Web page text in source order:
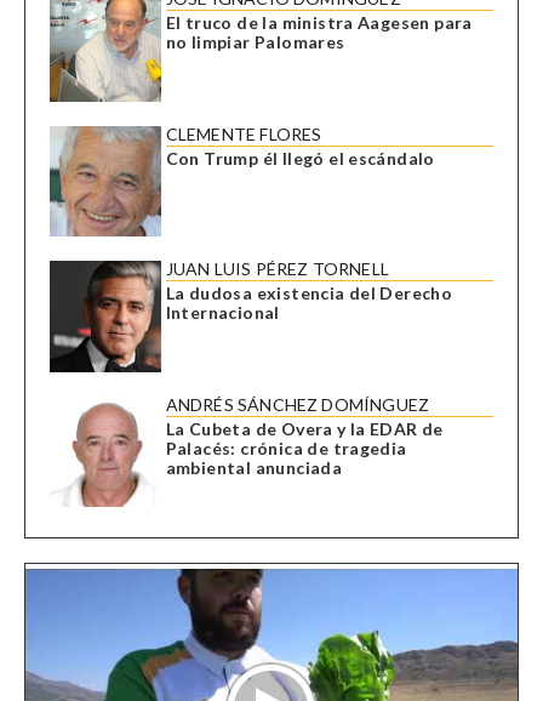
El truco de la ministra Aagesen para
no limpiar Palomares
CLEMENTE FLORES
Con Trump él llegó el escándalo
JUAN LUIS PÉREZ TORNELL
La dudosa existencia del Derecho
Internacional
ANDRÉS SÁNCHEZ DOMÍNGUEZ
La Cubeta de Overa y la EDAR de
Palacés: crónica de tragedia
ambiental anunciada